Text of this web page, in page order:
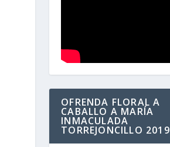
OFRENDA FLORAL A
CABALLO A MARÍA
INMACULADA
TORREJONCILLO 2019